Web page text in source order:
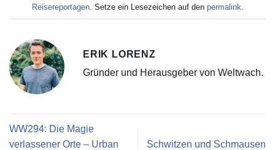
Reisereportagen. Setze ein Lesezeichen auf den permalink
ERIK LORENZ
Gründer und Herausgeber von Weltwach.
WW294: Die Magie
verlassener Orte – Urban
Schwitzen und Schmausen